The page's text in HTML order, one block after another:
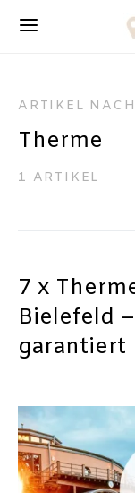
ARTIKEL
Therme
1 ARTIKEL
7 x
Bielefeld
garantiert